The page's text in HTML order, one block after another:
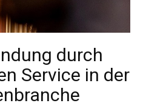
durch
Service in der